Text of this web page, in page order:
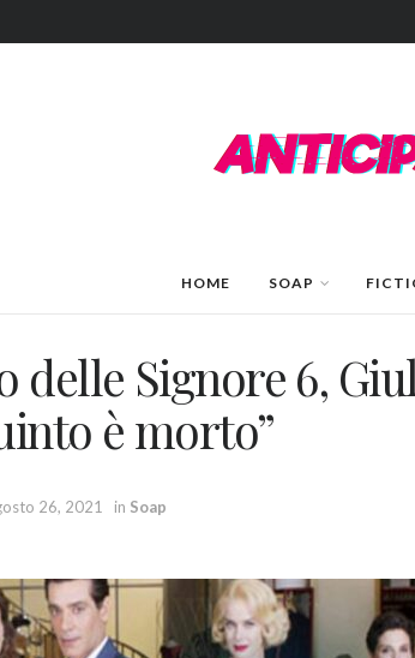
HOME SOAP
delle Signore 6,
è morto”
26, 2021 in Soap